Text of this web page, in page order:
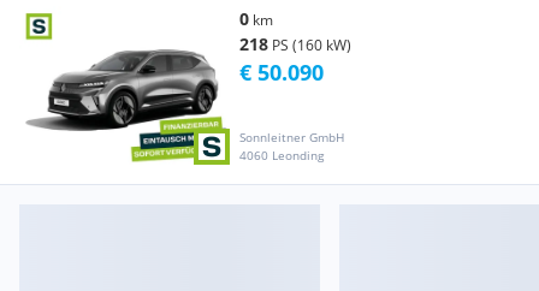
0 km
218 PS (160 kW)
Sonnleitner GmbH
4060 Leonding
€ 50.090